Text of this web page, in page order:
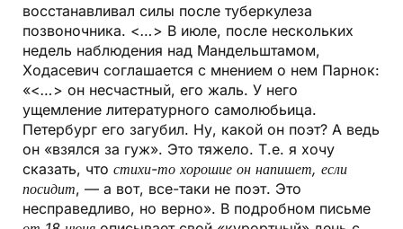
восстанавливал силы после туберкулеза
позвоночника. <…> В июле, после нескольких
недель наблюдения над Мандельштамом,
Ходасевич соглашается с мнением о нем Парнок:
«<…> он несчастный, его жаль. У него
ущемление литературного самолюбьица.
Петербург его загубил. Ну, какой он поэт? А ведь
он «взялся за гуж». Это тяжело. Т.е. я хочу
сказать, что стихи-то хорошие он напишет, если
посидит, — а вот, все-таки не поэт. Это
несправедливо, но верно». В подробном письме